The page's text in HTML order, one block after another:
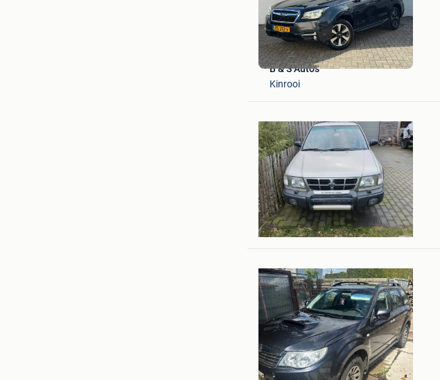
Mijn
Favorieten
B & S Auto's
Kinrooi
Mijn
Favorieten
guy
Lommel
Mijn
Favorieten